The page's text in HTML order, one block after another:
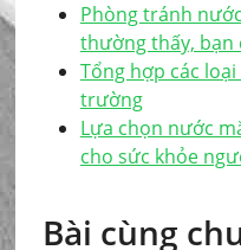
Phòng tránh
thường thấy, bạn
Tổng hợp các
trường
Lựa chọn nước
cho sức khỏe
Bài cùng